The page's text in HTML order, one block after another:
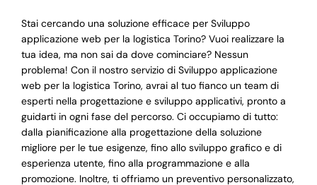
Stai cercando una soluzione efficace per Sviluppo
applicazione web per la logistica Torino? Vuoi realizzare la
tua idea, ma non sai da dove cominciare? Nessun
problema! Con il nostro servizio di Sviluppo applicazione
web per la logistica Torino, avrai al tuo fianco un team di
esperti nella progettazione e sviluppo applicativi, pronto a
guidarti in ogni fase del percorso. Ci occupiamo di tutto:
dalla pianificazione alla progettazione della soluzione
migliore per le tue esigenze, fino allo sviluppo grafico e di
esperienza utente, fino alla programmazione e alla
promozione. Inoltre, ti offriamo un preventivo personalizzato,